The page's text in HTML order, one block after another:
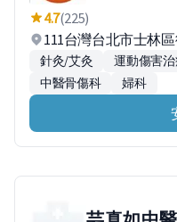
4.7(225)
111台灣台北市士林
針灸/艾灸 運動傷害
中醫骨傷科
婦科